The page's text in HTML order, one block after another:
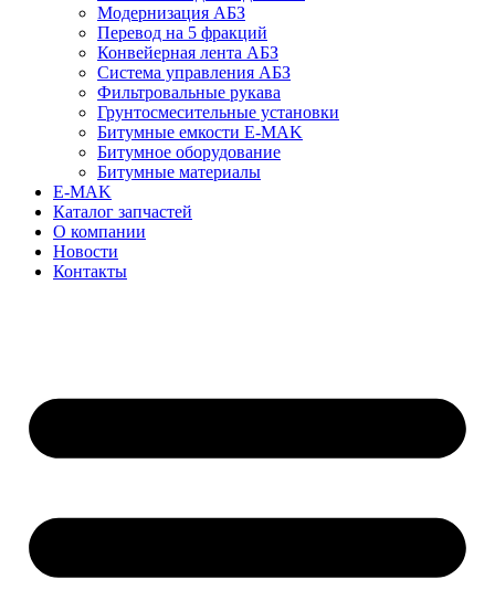
Модернизация АБЗ
Перевод на 5 фракций
Конвейерная лента АБЗ
Система управления АБЗ
Фильтровальные рукава
Грунтосмесительные установки
Битумные емкости E-MAK
Битумное оборудование
Битумные материалы
E-MAK
Каталог запчастей
О компании
Новости
Контакты